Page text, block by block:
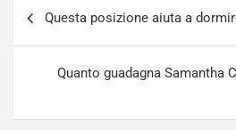
articoli
Questa posizione aiuta a
Quanto guadagna Samantha